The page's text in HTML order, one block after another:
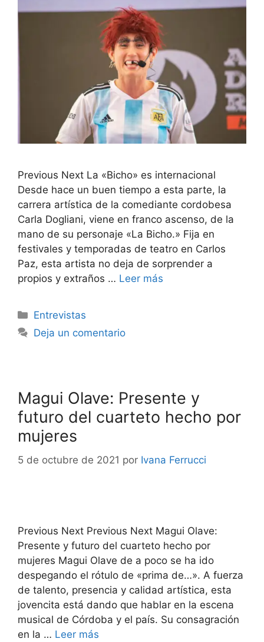
Previous Next La «Bicho» es internacional
Desde hace un buen tiempo a esta parte, la
carrera artística de la comediante cordobesa
Carla Dogliani, viene en franco ascenso, de la
mano de su personaje «La Bicho.» Fija en
festivales y temporadas de teatro en Carlos
Paz, esta artista no deja de sorprender a
propios y extraños … Leer más
Entrevistas
Deja un comentario
Magui Olave: Presente y
futuro del cuarteto hecho por
mujeres
5 de octubre de 2021 por Ivana Ferrucci
Previous Next Previous Next Magui Olave:
Presente y futuro del cuarteto hecho por
mujeres Magui Olave de a poco se ha ido
despegando el rótulo de «prima de…». A fuerza
de talento, presencia y calidad artística, esta
jovencita está dando que hablar en la escena
musical de Córdoba y el país. Su consagración
en la … Leer más